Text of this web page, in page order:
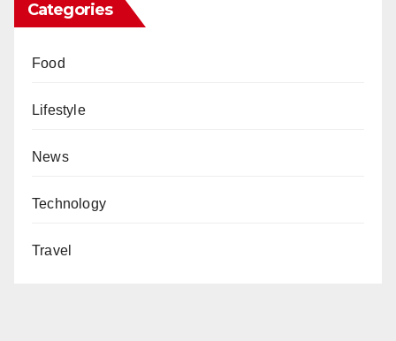
Categories
Food
Lifestyle
News
Technology
Travel